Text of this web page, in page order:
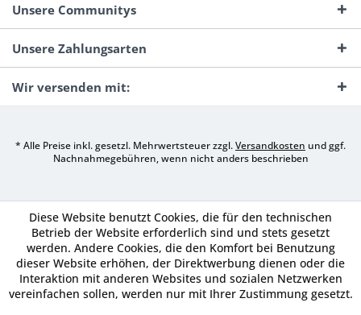
Unsere Communitys
Unsere Zahlungsarten
Wir versenden mit:
* Alle Preise inkl. gesetzl. Mehrwertsteuer zzgl.Versandkosten und ggf.
Nachnahmegebühren, wenn nicht anders beschrieben
Diese Website benutzt Cookies, die für den technischen
Betrieb der Website erforderlich sind und stets gesetzt
werden. Andere Cookies, die den Komfort bei Benutzung
dieser Website erhöhen, der Direktwerbung dienen oder die
Interaktion mit anderen Websites und sozialen Netzwerken
vereinfachen sollen, werden nur mit Ihrer Zustimmung gesetzt.